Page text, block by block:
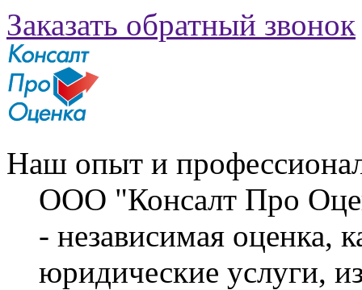
Заказать обратный звонок
Наш опыт и
ООО "Консалт Про
- независимая оценка,
юридические услуги,